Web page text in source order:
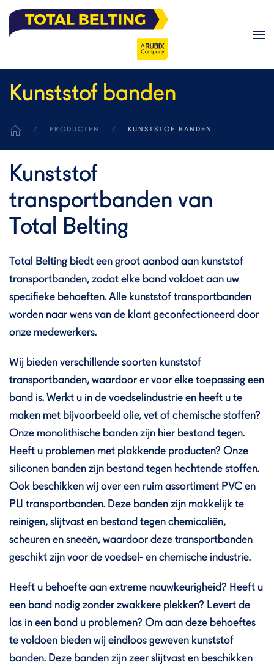
Skip to main content
Kunststof banden
PRODUCTEN KUNSTSTOF BANDEN
Kunststof
transportbanden van
Total Belting
Total Belting biedt een groot aanbod aan kunststof
transportbanden, zodat elke band voldoet aan uw
specifieke behoeften. Alle kunststof transportbanden
worden naar wens van de klant geconfectioneerd door
onze medewerkers.
Wij bieden verschillende soorten kunststof
transportbanden, waardoor er voor elke toepassing een
band is. Werkt u in de voedselindustrie en heeft u te
maken met bijvoorbeeld olie, vet of chemische stoffen?
Onze monolithische banden zijn hier bestand tegen.
Heeft u problemen met plakkende producten? Onze
siliconen banden zijn bestand tegen hechtende stoffen.
Ook beschikken wij over een ruim assortiment PVC en
PU transportbanden. Deze banden zijn makkelijk te
reinigen, slijtvast en bestand tegen chemicaliën,
scheuren en sneeën, waardoor deze transportbanden
geschikt zijn voor de voedsel- en chemische industrie.
Heeft u behoefte aan extreme nauwkeurigheid? Heeft u
een band nodig zonder zwakkere plekken? Levert de
las in een band u problemen? Om aan deze behoeftes
te voldoen bieden wij eindloos geweven kunststof
banden. Deze banden zijn zeer slijtvast en beschikken